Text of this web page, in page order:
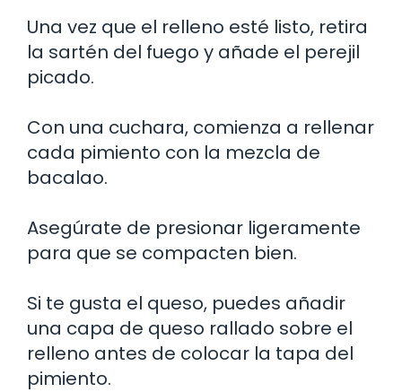
Una vez que el relleno esté listo, retira
la sartén del fuego y añade el perejil
picado.
Con una cuchara, comienza a rellenar
cada pimiento con la mezcla de
bacalao.
Asegúrate de presionar ligeramente
para que se compacten bien.
Si te gusta el queso, puedes añadir
una capa de queso rallado sobre el
relleno antes de colocar la tapa del
pimiento.